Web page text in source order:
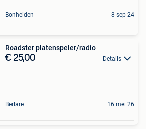
Bonheiden 8 sep 24
Roadster platenspeler/radio
€ 25,00 Details
Berlare 16 mei 26